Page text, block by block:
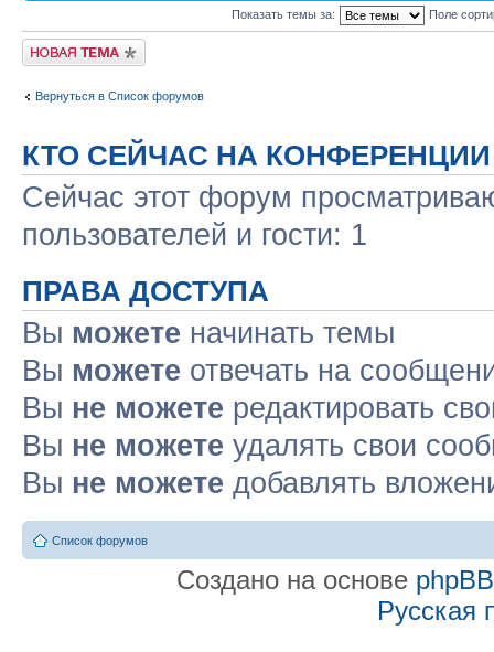
Показать темы за: Поле
Новая тема
Вернуться в Список форумов
КТО СЕЙЧАС НА КОНФЕРЕНЦИИ
Сейчас этот форум
пользователей и гости: 1
ПРАВА ДОСТУПА
Вы можете начинать темы
Вы можете отвечать на
Вы не можете редактировать
Вы не можете удалять свои
Вы не можете добавлять
Список форумов
Создано на основе phpBB
Русская